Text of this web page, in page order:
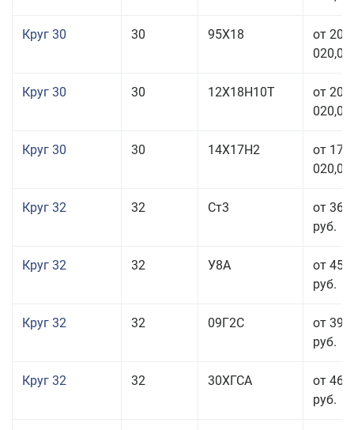
Круг 30 30 95Х18
от 208
020,00
Круг 30 30 12Х18Н10Т
от 208
020,00
Круг 30 30 14Х17Н2
от 177
020,00
Круг 32 32 Ст3
от 36
руб.
Круг 32 32 У8А
от 45
руб.
Круг 32 32 09Г2С
от 39
руб.
Круг 32 32 30ХГСА
от 46
руб.